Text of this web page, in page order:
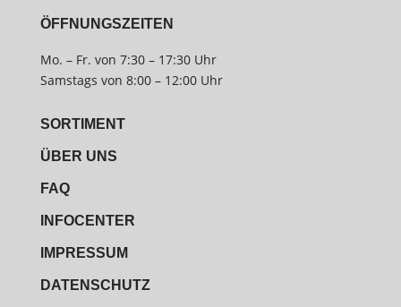
ÖFFNUNGSZEITEN
Mo. – Fr. von 7:30 – 17:30 Uhr
Samstags von 8:00 – 12:00 Uhr
SORTIMENT
ÜBER UNS
FAQ
INFOCENTER
IMPRESSUM
DATENSCHUTZ